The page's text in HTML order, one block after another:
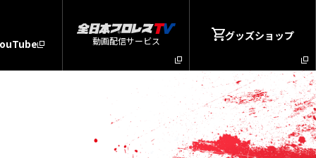
動画配信サービス グッズショップ